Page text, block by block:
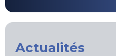
Actualités